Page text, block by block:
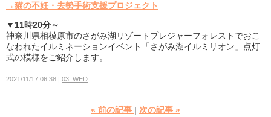
→猫の不妊・去勢手術支援プロジェクト
▼11時20分～
神奈川県相模原市のさがみ湖リゾートプレジャーフォレストでおこ
なわれたイルミネーションイベント「さがみ湖イルミリオン」点灯
式の模様をご紹介します。
2021/11/17 06:38 03_WED
« 前の記事 次の記事 »